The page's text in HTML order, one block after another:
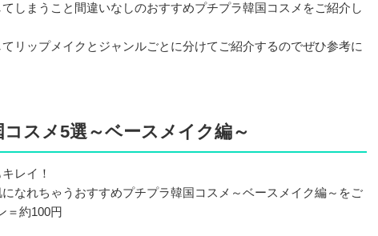
しまうこと間違いなしのおすすめプチプラ韓国コスメをご紹介し
リップメイクとジャンルごとに分けてご紹介するのでぜひ参考に
スメ5選～ベースメイク編～
レイ！
なれちゃうおすすめプチプラ韓国コスメ～ベースメイク編～をご
約100円